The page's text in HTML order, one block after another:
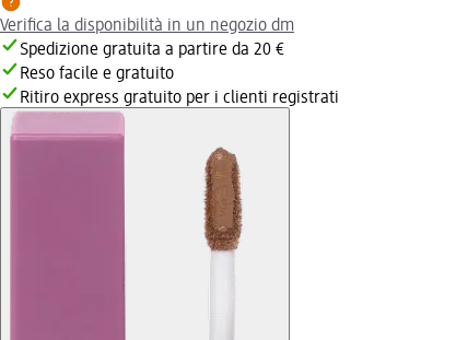
Verifica la disponibilità in un negozio dm
Spedizione gratuita a partire da 20 €
Reso facile e gratuito
Ritiro express gratuito per i clienti registrati